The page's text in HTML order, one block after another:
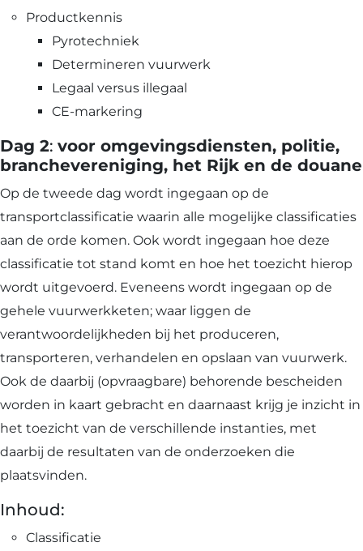
Productkennis
Pyrotechniek
Determineren vuurwerk
Legaal versus illegaal
CE-markering
Dag 2: voor omgevingsdiensten, politie,
branchevereniging, het Rijk en de douane
Op de tweede dag wordt ingegaan op de
transportclassificatie waarin alle mogelijke classificaties
aan de orde komen. Ook wordt ingegaan hoe deze
classificatie tot stand komt en hoe het toezicht hierop
wordt uitgevoerd. Eveneens wordt ingegaan op de
gehele vuurwerkketen; waar liggen de
verantwoordelijkheden bij het produceren,
transporteren, verhandelen en opslaan van vuurwerk.
Ook de daarbij (opvraagbare) behorende bescheiden
worden in kaart gebracht en daarnaast krijg je inzicht in
het toezicht van de verschillende instanties, met
daarbij de resultaten van de onderzoeken die
plaatsvinden.
Inhoud:
Classificatie